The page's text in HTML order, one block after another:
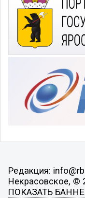
Редакция:
Некрасовское, ©
ПОКАЗАТЬ